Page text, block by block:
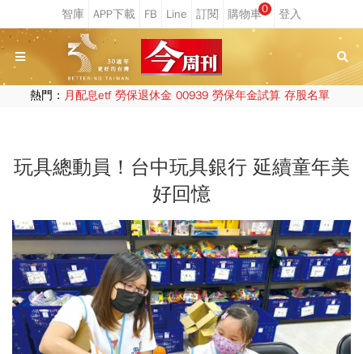
0
熱門： 月配息etf 勞保退休金 00939 勞保年金試算 存股名單
玩具總動員！台中玩具銀行 延續童年美
好回憶